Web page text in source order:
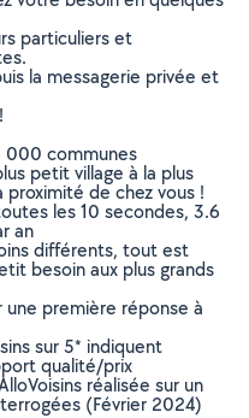
particuliers et
la messagerie privée et
000 communes
petit village à la plus
de chez vous !
les 10 secondes, 3.6
an
différents, tout est
besoin aux plus grands
une première réponse à
sur 5* indiquent
qualité/prix
réalisée sur un
(Février 2024)